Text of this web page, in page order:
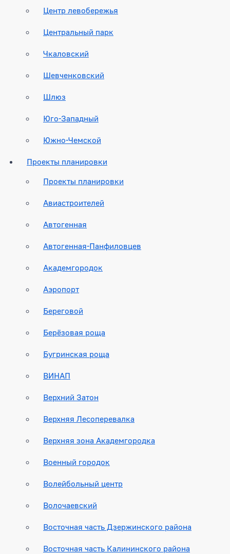
Центр левобережья
Центральный парк
Чкаловский
Шевченковский
Шлюз
Юго-Западный
Южно-Чемской
Проекты планировки
Проекты планировки
Авиастроителей
Автогенная
Автогенная-Панфиловцев
Академгородок
Аэропорт
Береговой
Берёзовая роща
Бугринская роща
ВИНАП
Верхний Затон
Верхняя Лесоперевалка
Верхняя зона Академгородка
Военный городок
Волейбольный центр
Волочаевский
Восточная часть Дзержинского района
Восточная часть Калининского района